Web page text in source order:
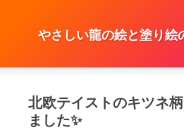
やさしい龍の絵と塗り絵
北欧テイストのキツネ
ました✨